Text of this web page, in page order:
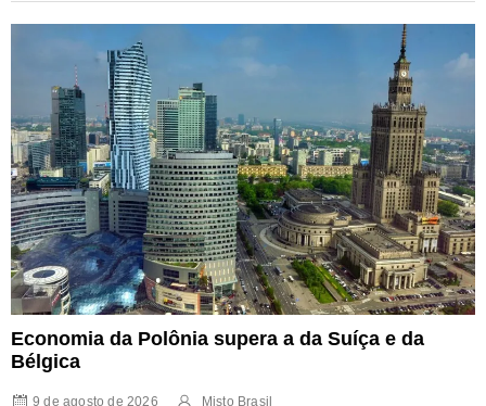
Economia da Polônia supera a da Suíça e da
Bélgica
9 de agosto de 2026 Misto Brasil